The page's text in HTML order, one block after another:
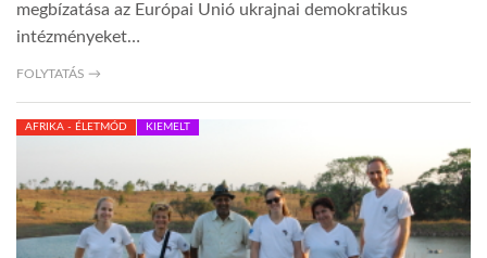
megbízatása az Európai Unió ukrajnai demokratikus
intézményeket…
FOLYTATÁS →
AFRIKA - ÉLETMÓD KIEMELT